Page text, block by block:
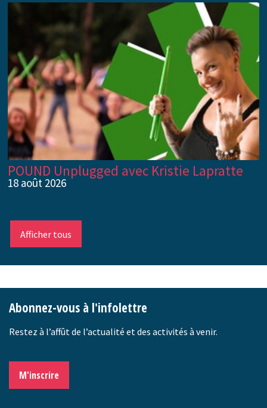
POUND Unplugged avec Kristie Lapratte
18 août 2026
Afficher tous
Abonnez-vous à l'infolettre
Restez à l’affût de l’actualité et des activités à venir.
M'inscrire